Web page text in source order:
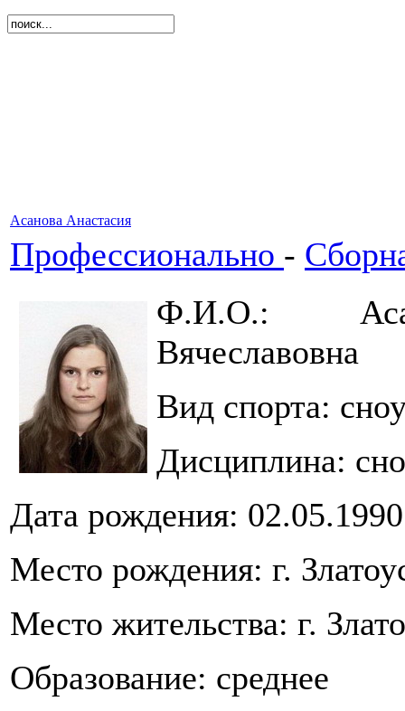
Асанова Анастасия
Профессионально -
Ф.И.О.:
Вячеславовна
Вид спорта:
Дисциплина:
Дата рождения:
Место рождения: г.
Место жительства: г.
Образование: среднее